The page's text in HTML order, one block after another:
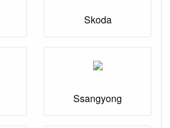
Skoda
Ssangyong